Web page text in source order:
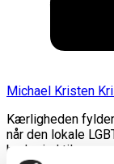
Michael Kristen
Kærligheden
når den lokale
byder ind til